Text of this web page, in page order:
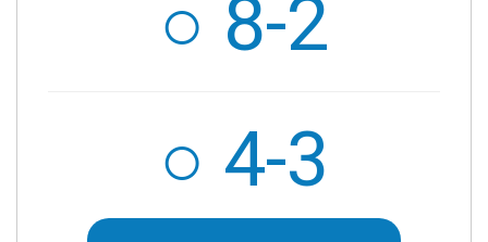
○ 8-2
○ 4-3